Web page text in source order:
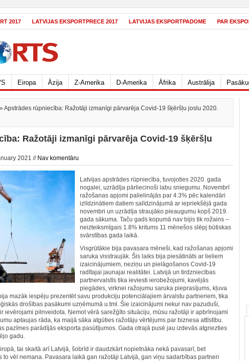
2017 LATVIJAS EKSPORTPRECE 2017 LATVIJAS EKSPORTPADOME PAR
Eiropa Āzija Z-Amerika D-Amerika Āfrika Austrālija
» Apstrādes rūpniecība: Ražotāji izmanīgi pārvarēja Covid-19 šķēršļu joslu 2020.
Ražotāji izmanīgi pārvarēja Covid-19 šķēršļu
2021 // Nav komentāru
Latvijas apstrādes rūpniecība, tuvojoties 2020. gada
nogalei, uzrādīja pārliecinoši labu sniegumu. Novembrī
ražošanas apjomi palielinājās par 4.3% pēc kalendāri
izlīdzinātiem datiem salīdzinājumā ar iepriekšējā gada
novembri un uzrādīja straujāko pieaugumu kopš 2019.
gada sākuma. Taču gads kopumā nav bijis tik rožains –
neizteiksmīgais 1.8% kritums 11 mēnešos slēpj būtiskas
svārstības gada laikā.
Visgrūtākie bija pavasara mēneši, kad ražošanas apjomi
saruka visstraujāk. Šis laiks bija piesātināts ar lieliem
izaicinājumiem, neziņu un pielāgošanos Covid-19
radītajai jaunajai realitātei. Latvijā un tirdzniecības
partnervalstīs tika ieviesti ierobežojumi, kavējās
piegādes, virknei ražojumu saruka pieprasījums, kļuva
mazāk iespēju prezentēt savu produkciju potenciālajiem ārvalstu partneriem, tika
drošības pasākumi uzņēmumā u.tml. Šie izaicinājumi nekur nav pazuduši,
ievērojami pilnveidota. Ņemot vērā sarežģīto situāciju, mūsu ražotāji ir apbrīnojami
aptaujas rāda, ka maijā sāka atgūties ražotāju vērtējums par biznesa attīstību.
pazīmes parādījās eksporta pasūtījumos. Gada otrajā pusē jau izdevās atgriezties
gadu.
tai skaitā arī Latvijā, šobrīd ir daudzkārt nopietnāka nekā pavasarī, bet
to vēl nemana. Pavasara laikā gan ražotāji Latvijā, gan viņu sadarbības partneri